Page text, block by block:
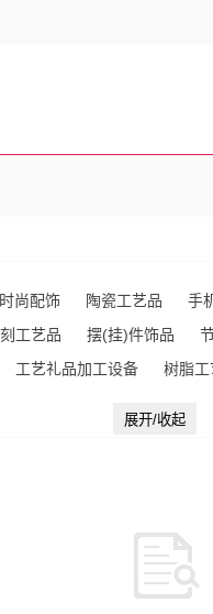
时尚配饰 陶瓷工艺品 手
工艺品 摆(挂)件饰品
工艺礼品加工设备 树脂工
展开/收起